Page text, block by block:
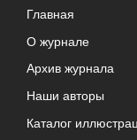
Главная
О журнале
Архив журнала
Наши авторы
Каталог